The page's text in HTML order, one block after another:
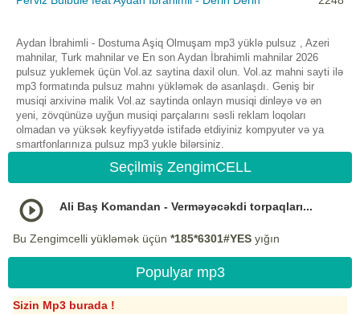
Aydan İbrahimli - Dostuma Aşiq Olmuşam mp3 yüklə pulsuz , Azeri
mahnilar, Turk mahnilar ve En son Aydan İbrahimli mahnilar 2026
pulsuz yuklemek üçün Vol.az saytina daxil olun. Vol.az mahni sayti ilə
mp3 formatında pulsuz mahnı yükləmək də asanlaşdı. Geniş bir
musiqi arxivinə malik Vol.az saytinda onlayn musiqi dinləyə və ən
yeni, zövqünüzə uyğun musiqi parçalarını səsli reklam loqoları
olmadan və yüksək keyfiyyətdə istifadə etdiyiniz kompyuter və ya
smartfonlarınıza pulsuz mp3 yukle bilərsiniz.
Seçilmiş ZengimCELL
Ali Baş Komandan - Verməyəcəkdi torpaqları...
Bu Zengimcelli yükləmək üçün *185*6301#YES yığın
Populyar mp3
Sizin Mp3 burada !